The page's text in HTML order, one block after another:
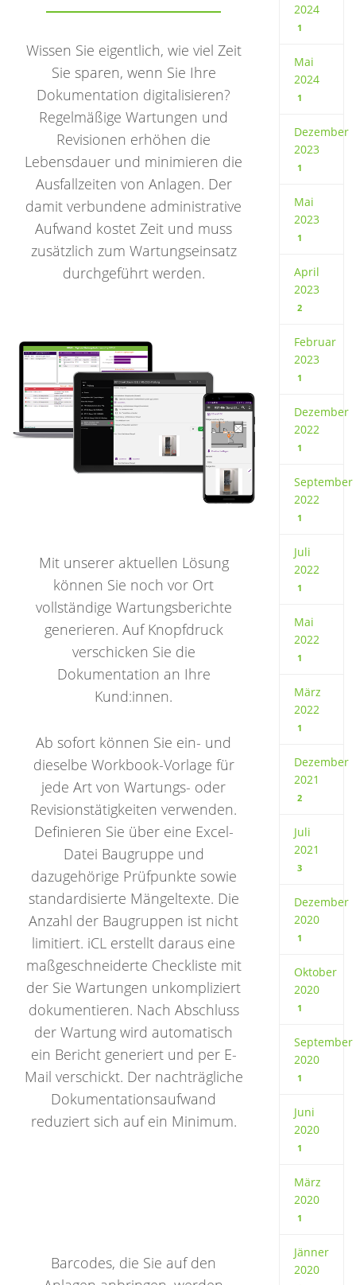
Wissen Sie eigentlich, wie viel Zeit
Sie sparen, wenn Sie Ihre
Dokumentation digitalisieren?
Regelmäßige Wartungen und
Revisionen erhöhen die
Lebensdauer und minimieren die
Ausfallzeiten von Anlagen. Der
damit verbundene administrative
Aufwand kostet Zeit und muss
zusätzlich zum Wartungseinsatz
durchgeführt werden.
Mit unserer aktuellen Lösung
können Sie noch vor Ort
vollständige Wartungsberichte
generieren. Auf Knopfdruck
verschicken Sie die
Dokumentation an Ihre
Kund:innen.
Ab sofort können Sie ein- und
dieselbe Workbook-Vorlage für
jede Art von Wartungs- oder
Revisionstätigkeiten verwenden.
Definieren Sie über eine Excel-
Datei Baugruppe und
dazugehörige Prüfpunkte sowie
standardisierte Mängeltexte. Die
Anzahl der Baugruppen ist nicht
limitiert. iCL erstellt daraus eine
maßgeschneiderte Checkliste mit
der Sie Wartungen unkompliziert
dokumentieren. Nach Abschluss
der Wartung wird automatisch
ein Bericht generiert und per E-
Mail verschickt. Der nachträgliche
Dokumentationsaufwand
reduziert sich auf ein Minimum.
Barcodes, die Sie auf den
2024
1
Mai
2024
1
Dezember
2023
1
Mai
2023
1
April
2023
2
Februar
2023
1
Dezember
2022
1
September
2022
1
Juli
2022
1
Mai
2022
1
März
2022
1
Dezember
2021
2
Juli
2021
3
Dezember
2020
1
Oktober
2020
1
September
2020
1
Juni
2020
1
März
2020
1
Jänner
2020